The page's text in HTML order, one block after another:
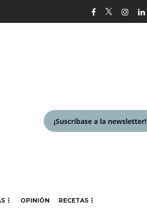
¡Suscríbase a la newsletter!
OPINIÓN RECETAS